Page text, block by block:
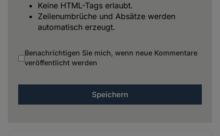
Keine HTML-Tags erlaubt.
Zeilenumbrüche und Absätze werden
automatisch erzeugt.
Benachrichtigen Sie mich, wenn neue Kommentare
veröffentlicht werden